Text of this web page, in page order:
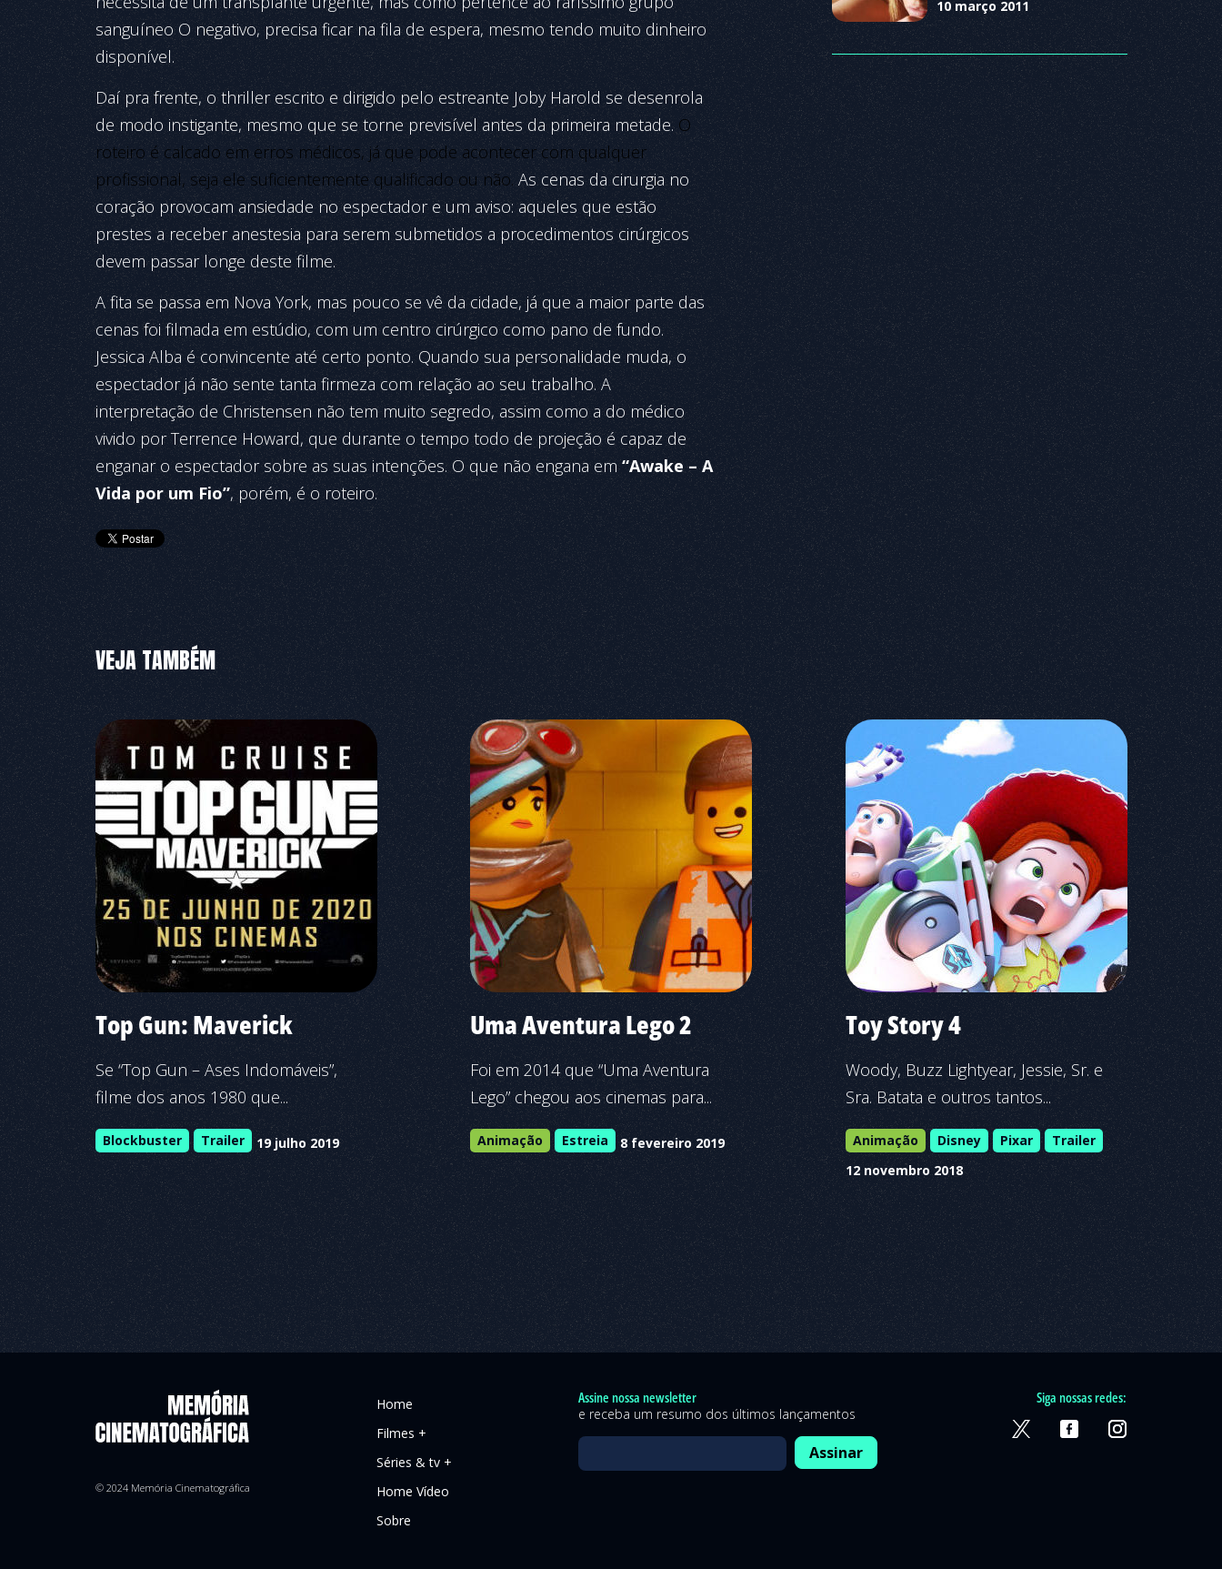
sanguíneo O negativo, precisa ficar na fila de espera, mesmo tendo muito dinheiro
disponível.
Daí pra frente, o thriller escrito e dirigido pelo estreante Joby Harold se desenrola
de modo instigante, mesmo que se torne previsível antes da primeira metade. O
roteiro é calcado em erros médicos, já que pode acontecer com qualquer
profissional, seja ele suficientemente qualificado ou não. As cenas da cirurgia no
coração provocam ansiedade no espectador e um aviso: aqueles que estão
prestes a receber anestesia para serem submetidos a procedimentos cirúrgicos
devem passar longe deste filme.
A fita se passa em Nova York, mas pouco se vê da cidade, já que a maior parte das
cenas foi filmada em estúdio, com um centro cirúrgico como pano de fundo.
Jessica Alba é convincente até certo ponto. Quando sua personalidade muda, o
espectador já não sente tanta firmeza com relação ao seu trabalho. A
interpretação de Christensen não tem muito segredo, assim como a do médico
vivido por Terrence Howard, que durante o tempo todo de projeção é capaz de
enganar o espectador sobre as suas intenções. O que não engana em“Awake – A
Vida por um Fio”, porém, é o roteiro.
10 março 2011
VEJA TAMBÉM
Top Gun: Maverick
Se “Top Gun – Ases Indomáveis”,
filme dos anos 1980 que...
Blockbuster Trailer 19 julho 2019
Uma Aventura Lego 2
Foi em 2014 que “Uma Aventura
Lego” chegou aos cinemas para...
Animação Estreia 8 fevereiro 2019
Toy Story 4
Woody, Buzz Lightyear, Jessie, Sr. e
Sra. Batata e outros tantos...
Animação Disney Pixar
Trailer
12 novembro 2018
© 2024 Memória Cinematográfica
Home
Filmes +
Séries & tv +
Home Vídeo
Sobre
Assine nossa newsletter
e receba um resumo dos últimos lançamentos
Siga nossas redes: